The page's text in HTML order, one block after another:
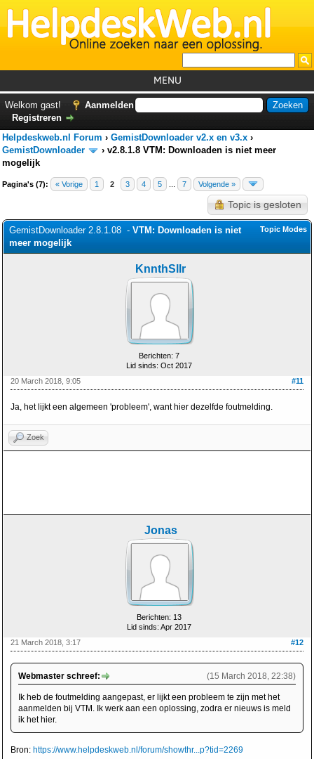
MENU
Foutcodes
GemistDownloader*
Forum
Welkom gast!
Aanmelden
Registreren
Helpdeskweb.nl Forum › GemistDownloader v2.x en v3.x ›
GemistDownloader
› v2.8.1.8 VTM: Downloaden is niet meer
mogelijk
Pagina's (7): « Vorige 1 2 3 4 5 7 Volgende »
Topic is gesloten
Topic Modes
GemistDownloader 2.8.1.08 - VTM: Downloaden is niet
meer mogelijk
KnnthSllr
Berichten: 7
Lid sinds: Oct 2017
#11
20 March 2018, 9:05
Ja, het lijkt een algemeen 'probleem', want hier dezelfde foutmelding.
Zoek
Jonas
Berichten: 13
Lid sinds: Apr 2017
#12
21 March 2018, 3:17
(15 March 2018, 22:38)
Webmaster schreef:
Ik heb de foutmelding aangepast, er lijkt een probleem te zijn met het
aanmelden bij VTM. Ik werk aan een oplossing, zodra er nieuws is meld
ik het hier.
Bron: https://www.helpdeskweb.nl/forum/showthr...p?tid=2269